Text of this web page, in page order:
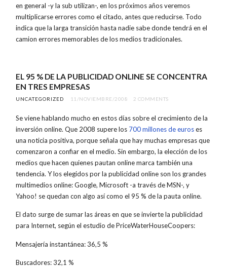
en general -y la sub utilizan-, en los próximos años veremos
multiplicarse errores como el citado, antes que reducirse. Todo
indica que la larga transición hasta nadie sabe donde tendrá en el
camion errores memorables de los medios tradicionales.
EL 95 % DE LA PUBLICIDAD ONLINE SE CONCENTRA
EN TRES EMPRESAS
UNCATEGORIZED 11/NOVIEMBRE/2008 2 COMMENTS
Se viene hablando mucho en estos días sobre el crecimiento de la
inversión online. Que 2008 supere los 700 millones de euroses
una noticia positiva, porque señala que hay muchas empresas que
comenzaron a confiar en el medio. Sin embargo, la elección de los
medios que hacen quienes pautan online marca también una
tendencia. Y los elegidos por la publicidad online son los grandes
multimedios online: Google, Microsoft -a través de MSN-, y
Yahoo! se quedan con algo así como el 95 % de la pauta online.
El dato surge de sumar las áreas en que se invierte la publicidad
para Internet, según el estudio de PriceWaterHouseCoopers:
Mensajería instantánea: 36,5 %
Buscadores: 32,1 %